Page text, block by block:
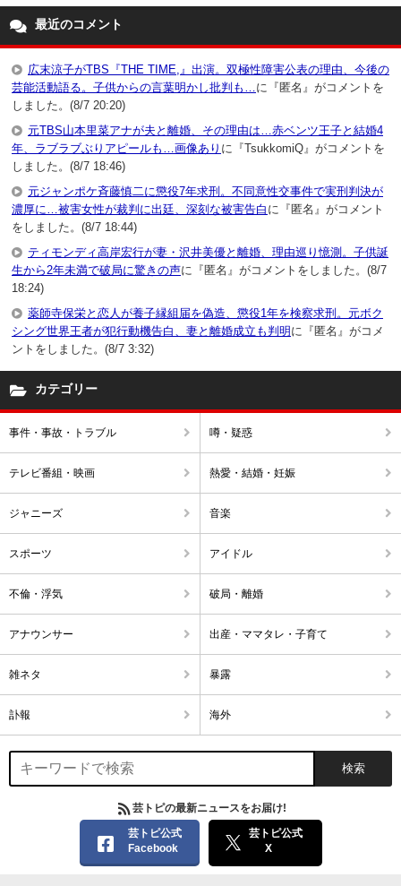
最近のコメント
広末涼子がTBS『THE TIME,』出演。双極性障害公表の理由、今後の
芸能活動語る。子供からの言葉明かし批判も… に『匿名』がコメントを
しました。(8/7 20:20)
元TBS山本里菜アナが夫と離婚、その理由は…赤ベンツ王子と結婚4
年、ラブラブぶりアピールも…画像あり に『TsukkomiQ』がコメントを
しました。(8/7 18:46)
元ジャンポケ斉藤慎二に懲役7年求刑。不同意性交事件で実刑判決が
濃厚に…被害女性が裁判に出廷、深刻な被害告白 に『匿名』がコメント
をしました。(8/7 18:44)
ティモンディ高岸宏行が妻・沢井美優と離婚、理由巡り憶測。子供誕
生から2年未満で破局に驚きの声に『匿名』がコメントをしました。(8/7
18:24)
薬師寺保栄と恋人が養子縁組届を偽造、懲役1年を検察求刑。元ボク
シング世界王者が犯行動機告白、妻と離婚成立も判明 に『匿名』がコメ
ントをしました。(8/7 3:32)
カテゴリー
事件・事故・トラブル 噂・疑惑
テレビ番組・映画 熱愛・結婚・妊娠
ジャニーズ 音楽
スポーツ アイドル
不倫・浮気 破局・離婚
アナウンサー 出産・ママタレ・子育て
雑ネタ 暴露
訃報 海外
芸トピの最新ニュースをお届け!
芸トピ公式
Facebook
芸トピ公式
X